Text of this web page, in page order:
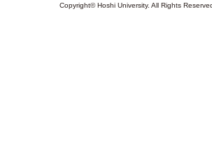
Copyright© Hoshi University. All Rights